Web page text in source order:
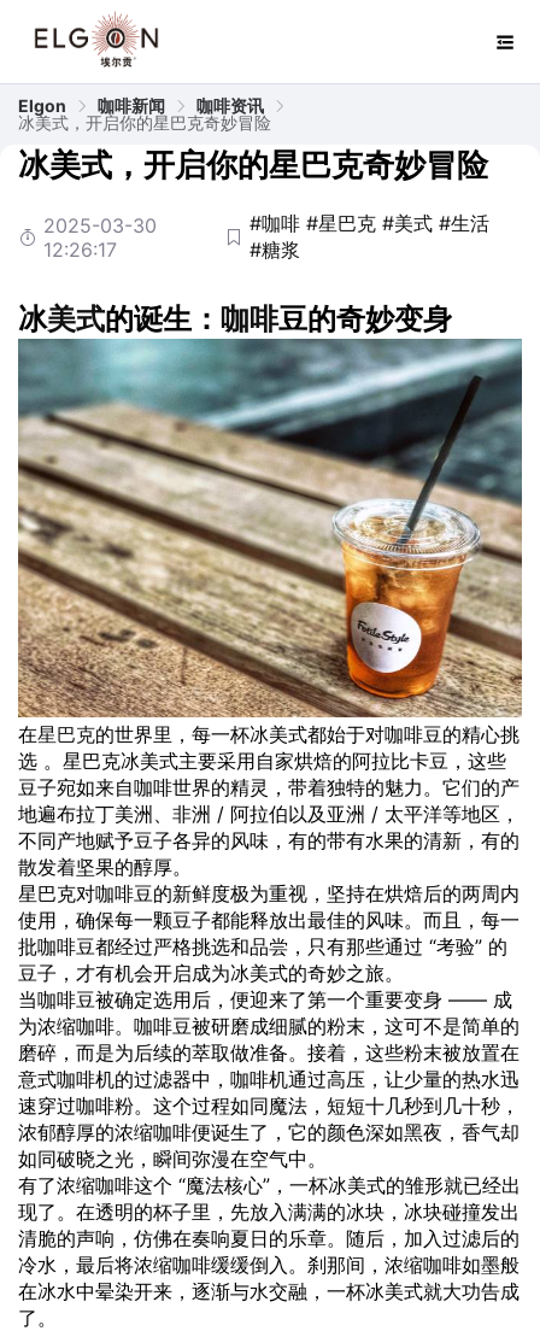
Elgon 咖啡新闻
咖啡资讯
冰美式，开启你的星巴克奇妙冒险
冰美式，开启你的星巴克奇妙冒险
2025-03-30
12:26:17
#咖啡 #星巴克 #美式 #生活
#糖浆
冰美式的诞生： 咖啡豆的奇妙变身
在星巴克的世界里，每一杯冰美式都始于对咖啡豆的精心挑
选 。星巴克冰美式主要采用自家烘焙的阿拉比卡豆，这些
豆子宛如来自咖啡世界的精灵，带着独特的魅力。它们的产
地遍布拉丁美洲、非洲 / 阿拉伯以及亚洲 / 太平洋等地区，
不同产地赋予豆子各异的风味，有的带有水果的清新，有的
散发着坚果的醇厚。
星巴克对咖啡豆的新鲜度极为重视，坚持在烘焙后的两周内
使用，确保每一颗豆子都能释放出最佳的风味。而且，每一
批咖啡豆都经过严格挑选和品尝，只有那些通过 “考验” 的
豆子，才有机会开启成为冰美式的奇妙之旅。
当咖啡豆被确定选用后，便迎来了第一个重要变身 —— 成
为浓缩咖啡。咖啡豆被研磨成细腻的粉末，这可不是简单的
磨碎，而是为后续的萃取做准备。接着，这些粉末被放置在
意式咖啡机的过滤器中，咖啡机通过高压，让少量的热水迅
速穿过咖啡粉。这个过程如同魔法，短短十几秒到几十秒，
浓郁醇厚的浓缩咖啡便诞生了，它的颜色深如黑夜，香气却
如同破晓之光，瞬间弥漫在空气中。
有了浓缩咖啡这个 “魔法核心”，一杯冰美式的雏形就已经出
现了。在透明的杯子里，先放入满满的冰块，冰块碰撞发出
清脆的声响，仿佛在奏响夏日的乐章。随后，加入过滤后的
冷水，最后将浓缩咖啡缓缓倒入。刹那间，浓缩咖啡如墨般
在冰水中晕染开来，逐渐与水交融，一杯冰美式就大功告成
了。